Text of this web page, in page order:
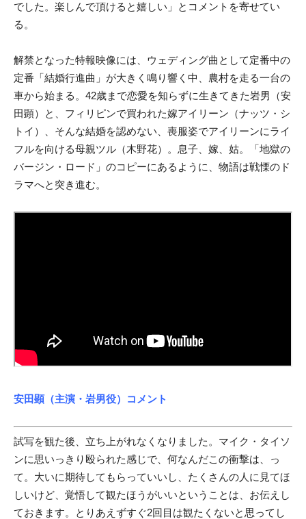
でした。楽しんで頂けると嬉しい」とコメントを寄せてい
る。
解禁となった特報映像には、ウェディング曲として定番中の
定番「結婚行進曲」が大きく鳴り響く中、農村を走る一台の
車から始まる。42歳まで恋愛を知らずに生きてきた岩男（安
田顕）と、フィリピンで買われた嫁アイリーン（ナッツ・シ
トイ）、そんな結婚を認めない、喪服姿でアイリーンにライ
フルを向ける母親ツル（木野花）。息子、嫁、姑。「地獄の
バージン・ロード」のコピーにあるように、物語は戦慄のド
ラマへと突き進む。
安田顕（主演・岩男役）コメント
試写を観た後、立ち上がれなくなりました。マイク・タイソ
ンに思いっきり殴られた感じで、何なんだこの衝撃は、っ
て。大いに期待してもらっていいし、たくさんの人に見てほ
しいけど、覚悟して観たほうがいいということは、お伝えし
ておきます。とりあえずすぐ2回目は観たくないと思ってし